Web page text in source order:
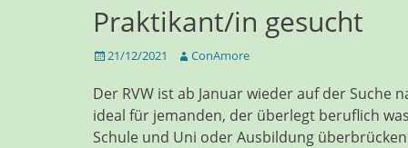
Praktikant/in gesucht
Veröffentlicht
21/12/2021 AutorConAmore
Der RVW ist ab Januar wieder auf der
ideal für jemanden, der überlegt beruflich
Schule und Uni oder Ausbildung